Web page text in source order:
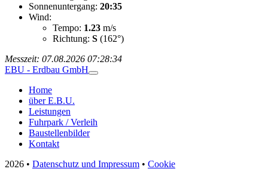
Sonnenuntergang: 20:35
Wind:
Tempo: 1.23 m/s
Richtung: S (162°)
Messzeit: 07.08.2026 07:28:34
EBU - Erdbau GmbH
Home
über E.B.U.
Leistungen
Fuhrpark / Verleih
Baustellenbilder
Kontakt
2026 • Datenschutz und Impressum • Cookie